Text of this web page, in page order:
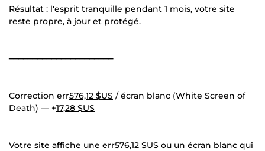
Résultat : l'esprit tranquille pendant 1 mois, votre site
reste propre, à jour et protégé.
━━━━━━━━━━━━━━━━━━━━━━
Correction err576,12 $US / écran blanc (White Screen of
Death) — +17,28 $US
Votre site affiche une err576,12 $US ou un écran blanc qui